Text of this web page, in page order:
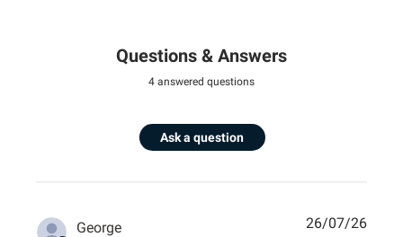
Questions & Answers
4 answered questions
Ask a question
George 26/07/26